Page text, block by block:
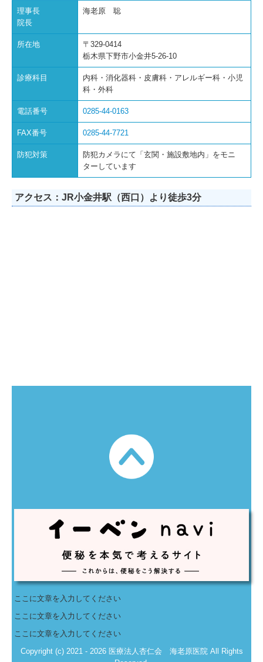
理事長
院長
海老原 聡
所在地
〒329-0414
栃木県下野市小金井5-26-10
診療科目
内科・消化器科・皮膚科・アレルギー科・小児
科・外科
電話番号 0285-44-0163
FAX番号 0285-44-7721
防犯対策
防犯カメラにて「玄関・施設敷地内」をモニ
ターしています
アクセス：JR小金井駅（西口）より徒歩3分
ここに文章を入力してください
ここに文章を入力してください
ここに文章を入力してください
Copyright (c) 2021 - 2026 医療法人杏仁会 海老原医院 All Rights